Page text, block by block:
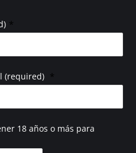
*
(required) *
18 años o más para